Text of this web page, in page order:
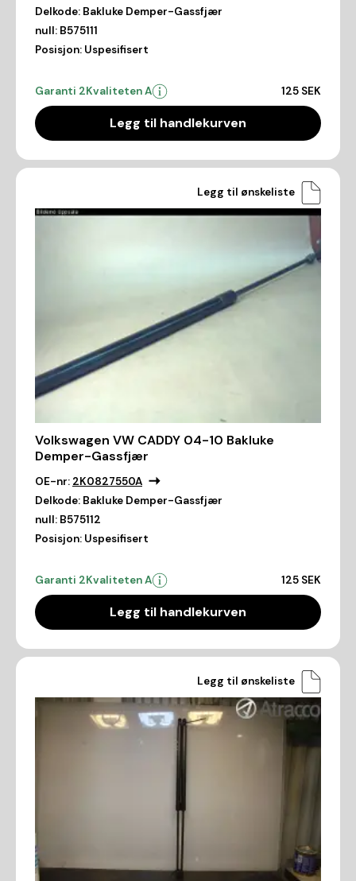
Delkode: Bakluke Demper-Gassfjær
null: B575111
Posisjon: Uspesifisert
Garanti 2Kvaliteten A 125 SEK
Legg til handlekurven
Legg til ønskeliste
Volkswagen VW CADDY 04-10 Bakluke
Demper-Gassfjær
OE-nr: 2K0827550A
Delkode: Bakluke Demper-Gassfjær
null: B575112
Posisjon: Uspesifisert
Garanti 2Kvaliteten A 125 SEK
Legg til handlekurven
Legg til ønskeliste